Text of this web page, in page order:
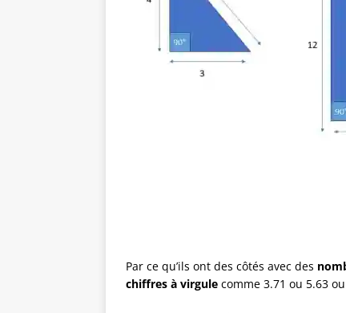
Par ce qu’ils ont des côtés avec des
chiffres à virgule comme 3.71 ou 5.63